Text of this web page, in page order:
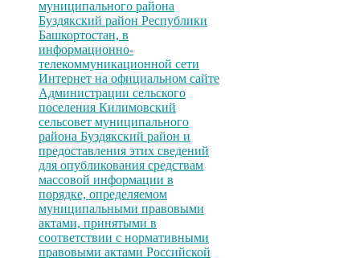
муниципального района
Буздякский район Республики
Башкортостан, в
информационно-
телекоммуникационной сети
Интернет на официальном сайте
Администрации сельского
поселения Килимовский
сельсовет муниципального
района Буздякский район и
предоставления этих сведений
для опубликования средствам
массовой информации в
порядке, определяемом
муниципальными правовыми
актами, принятыми в
соответствии с нормативными
правовыми актами Российской